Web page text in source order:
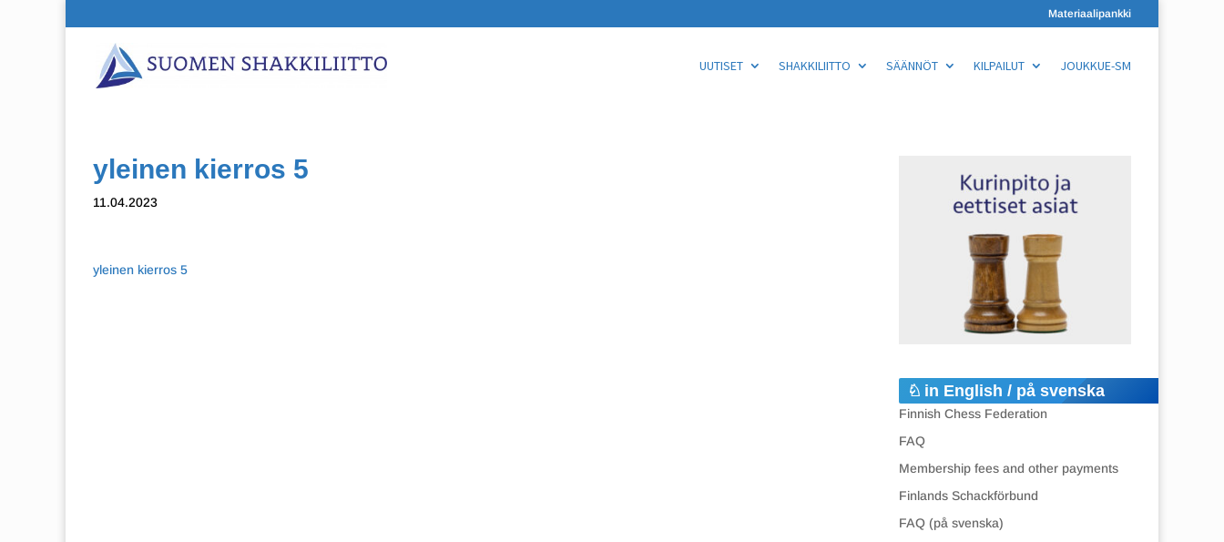
Materiaalipankki
UUTISET SHAKKILIITTO SÄÄNNÖT KILPAILUT JOUKKUE-SM
yleinen kierros 5
11.04.2023
yleinen kierros 5
in English / på svenska
Finnish Chess Federation
FAQ
Membership fees and other payments
Finlands Schackförbund
FAQ (på svenska)